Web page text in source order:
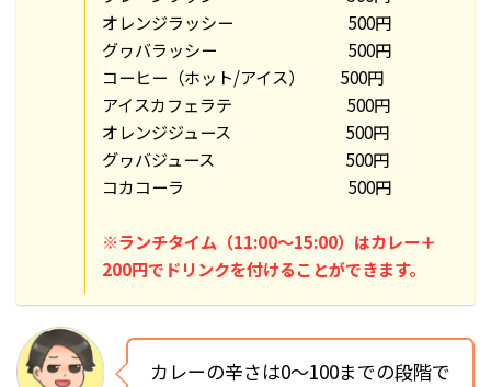
オレンジラッシー 500円
グヮバラッシー 500円
コーヒー（ホット/アイス） 500円
アイスカフェラテ 500円
オレンジジュース 500円
グヮバジュース 500円
コカコーラ 500円
※ランチタイム（11:00～15:00）はカレー＋
200円でドリンクを付けることができます。
カレーの辛さは0～100までの段階で